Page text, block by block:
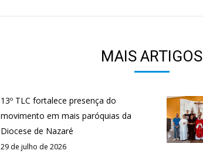
MAIS ARTIGOS
13º TLC fortalece presença do
movimento em mais paróquias da
Diocese de Nazaré
29 de julho de 2026